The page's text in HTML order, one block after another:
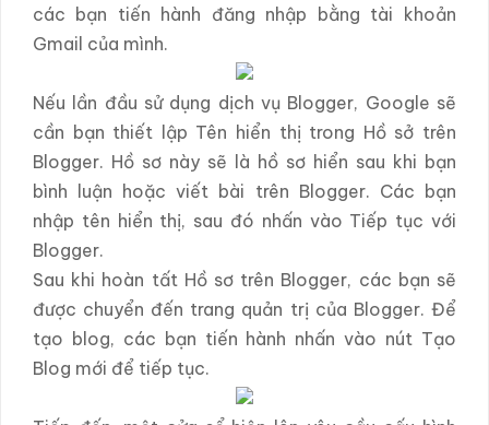
các bạn tiến hành đăng nhập bằng tài khoản
Gmail của mình.
Nếu lần đầu sử dụng dịch vụ Blogger, Google sẽ
cần bạn thiết lập Tên hiển thị trong Hồ sở trên
Blogger. Hồ sơ này sẽ là hồ sơ hiển sau khi bạn
bình luận hoặc viết bài trên Blogger. Các bạn
nhập tên hiển thị, sau đó nhấn vào Tiếp tục với
Blogger.
Sau khi hoàn tất Hồ sơ trên Blogger, các bạn sẽ
được chuyển đến trang quản trị của Blogger. Để
tạo blog, các bạn tiến hành nhấn vào nút Tạo
Blog mới để tiếp tục.